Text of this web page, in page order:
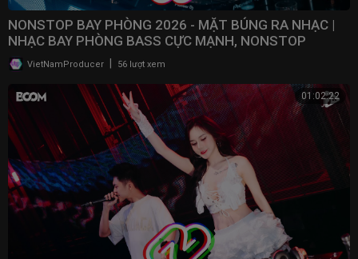
NONSTOP BAY PHÒNG 2026 - MẶT BÚNG RA NHẠC |
NHẠC BAY PHÒNG BASS CỰC MẠNH, NONSTOP
VINAHOUSE 2025
VietNamProducer 56 lượt xem
01:02:22